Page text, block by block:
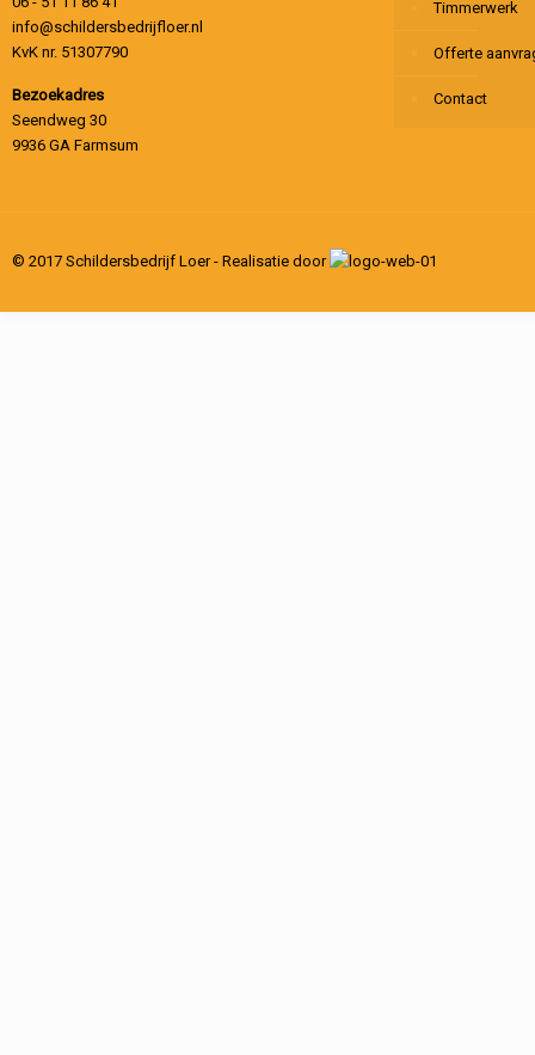
info@schildersbedrijfloer.nl
KvK nr. 51307790
Bezoekadres
Seendweg 30
9936 GA Farmsum
Timmerwerk
Offerte
Contact
© 2017 Schildersbedrijf Loer - Realisatie door